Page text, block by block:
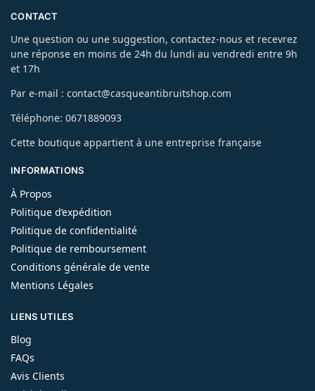
CONTACT
Une question ou une suggestion, contactez-nous et recevrez
une réponse en moins de 24h du lundi au vendredi entre 9h
et 17h
Par e-mail : contact@casqueantibruitshop.com
Téléphone: 0671889093
Cette boutique appartient à une entreprise française
INFORMATIONS
À Propos
Politique d’expédition
Politique de confidentialité
Politique de remboursement
Conditions générale de vente
Mentions Légales
LIENS UTILES
Blog
FAQs
Avis Clients